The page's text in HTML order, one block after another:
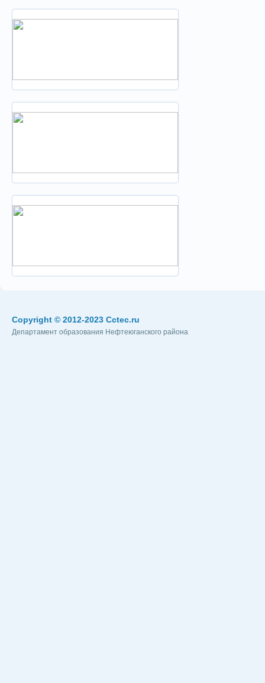
Copyright © 2012-2023 Cctec.ru
Департамент образования Нефтеюганского района